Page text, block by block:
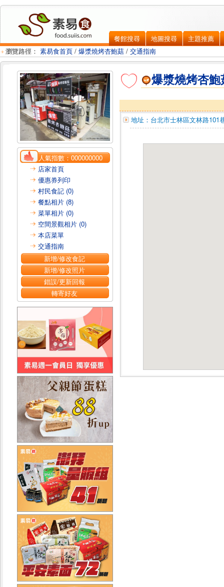
餐館搜尋 地圖搜尋
主題推薦
瀏覽路徑： 素易食首頁 / 爆漿燒烤杏鮑菇 / 交通指南
人氣指數：000000000
店家首頁
優惠券列印
村民食記 (0)
餐點相片 (8)
菜單相片 (0)
空間景觀相片 (0)
本店菜單
交通指南
新增/修改食記
新增/修改照片
錯誤/更新回報
轉寄好友
爆漿燒烤杏鮑
地址： 台北市士林區文林路101